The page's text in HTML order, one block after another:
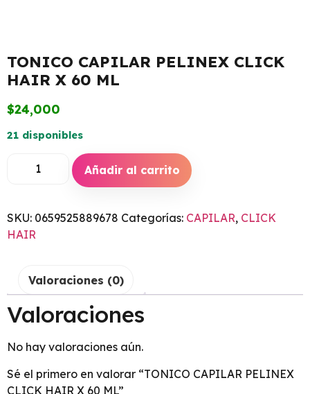
TONICO CAPILAR PELINEX CLICK
HAIR X 60 ML
$24,000
21 disponibles
Añadir al carrito
SKU: 0659525889678 Categorías: CAPILAR, CLICK
HAIR
Valoraciones (0)
Valoraciones
No hay valoraciones aún.
Sé el primero en valorar “TONICO CAPILAR PELINEX
CLICK HAIR X 60 ML”